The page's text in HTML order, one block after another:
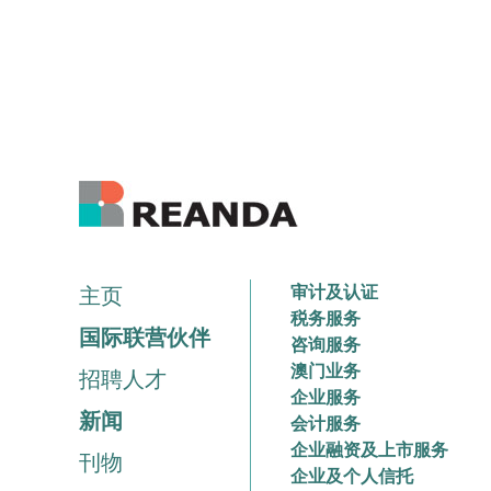
主页
国际联营伙伴
招聘人才
新闻
刊物
审计及认证
税务服务
咨询服务
澳门业务
企业服务
会计服务
企业融资及上市服务
企业及个人信托